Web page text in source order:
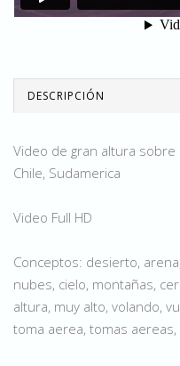
DESCRIPCIÓN
Video de gran altura
Chile, Sudamerica
Video Full HD
Conceptos: desierto,
nubes, cielo, montañas,
altura, muy alto, volando,
toma aerea, tomas